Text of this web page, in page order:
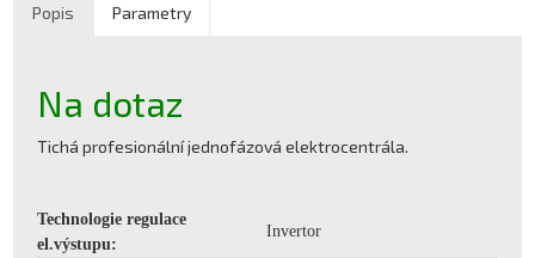
Popis Parametry
Na dotaz
Tichá profesionální jednofázová elektrocentrála.
Technologie regulace
el.výstupu:
Invertor